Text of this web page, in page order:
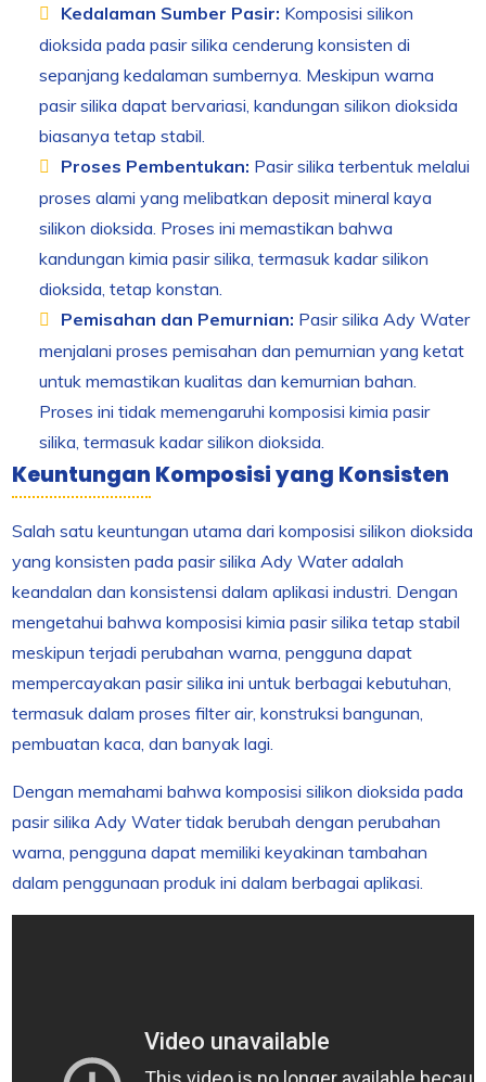
Kedalaman Sumber Pasir: Komposisi silikon
dioksida pada pasir silika cenderung konsisten di
sepanjang kedalaman sumbernya. Meskipun warna
pasir silika dapat bervariasi, kandungan silikon dioksida
biasanya tetap stabil.
Proses Pembentukan: Pasir silika terbentuk melalui
proses alami yang melibatkan deposit mineral kaya
silikon dioksida. Proses ini memastikan bahwa
kandungan kimia pasir silika, termasuk kadar silikon
dioksida, tetap konstan.
Pemisahan dan Pemurnian: Pasir silika Ady Water
menjalani proses pemisahan dan pemurnian yang ketat
untuk memastikan kualitas dan kemurnian bahan.
Proses ini tidak memengaruhi komposisi kimia pasir
silika, termasuk kadar silikon dioksida.
Keuntungan Komposisi yang Konsisten
Salah satu keuntungan utama dari komposisi silikon dioksida
yang konsisten pada pasir silika Ady Water adalah
keandalan dan konsistensi dalam aplikasi industri. Dengan
mengetahui bahwa komposisi kimia pasir silika tetap stabil
meskipun terjadi perubahan warna, pengguna dapat
mempercayakan pasir silika ini untuk berbagai kebutuhan,
termasuk dalam proses filter air, konstruksi bangunan,
pembuatan kaca, dan banyak lagi.
Dengan memahami bahwa komposisi silikon dioksida pada
pasir silika Ady Water tidak berubah dengan perubahan
warna, pengguna dapat memiliki keyakinan tambahan
dalam penggunaan produk ini dalam berbagai aplikasi.